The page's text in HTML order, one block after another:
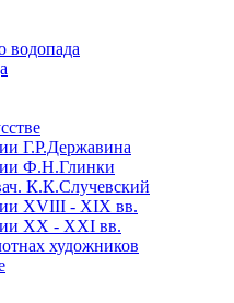
водопада
Г.Р.Державина
Ф.Н.Глинки
К.К.Случевский
XVIII - XIX вв.
XX - XXI вв.
художников